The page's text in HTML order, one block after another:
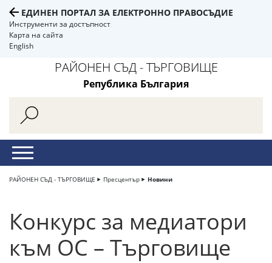
ЕДИНЕН ПОРТАЛ ЗА ЕЛЕКТРОННО ПРАВОСЪДИЕ
Инструменти за достъпност
Карта на сайта
English
РАЙОНЕН СЪД - ТЪРГОВИЩЕ
Република България
РАЙОНЕН СЪД - ТЪРГОВИЩЕ Пресцентър Новини
Конкурс за медиатори
към ОС – Търговище